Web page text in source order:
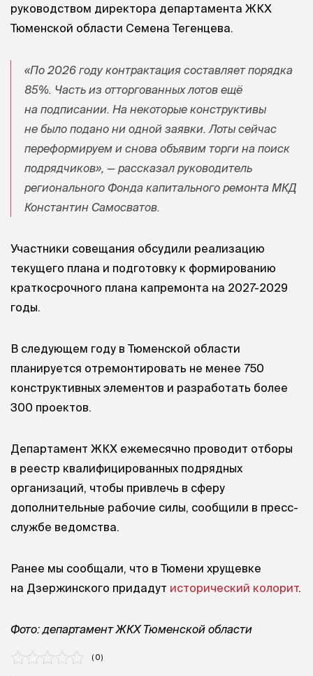
руководством директора департамента ЖКХ
Тюменской области Семена Тегенцева.
«По 2026 году контрактация составляет порядка
85%. Часть из отторгованных лотов ещё
на подписании. На некоторые конструктивы
не было подано ни одной заявки. Лоты сейчас
переформируем и снова объявим торги на поиск
подрядчиков», — рассказал руководитель
регионального Фонда капитального ремонта МКД
Константин Самосватов.
Участники совещания обсудили реализацию
текущего плана и подготовку к формированию
краткосрочного плана капремонта на 2027-2029
годы.
В следующем году в Тюменской области
планируется отремонтировать не менее 750
конструктивных элементов и разработать более
300 проектов.
Департамент ЖКХ ежемесячно проводит отборы
в реестр квалифицированных подрядных
организаций, чтобы привлечь в сферу
дополнительные рабочие силы, сообщили в пресс-
службе ведомства.
Ранее мы сообщали, что в Тюмени хрущевке
на Дзержинского придадут исторический колорит.
Фото: департамент ЖКХ Тюменской области
( 0 )